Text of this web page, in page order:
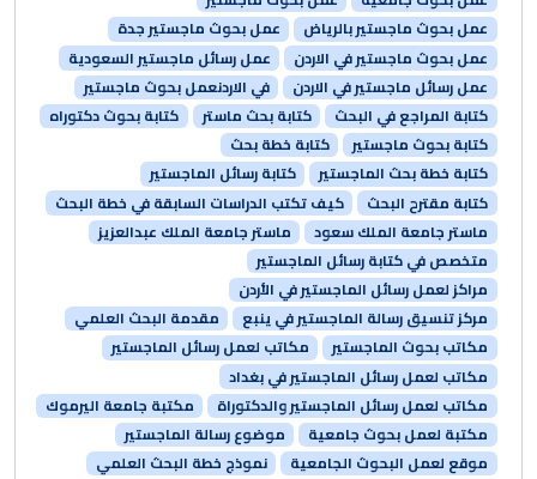
عمل بحوث ماجستير بالرياض
عمل بحوث ماجستير جدة
عمل بحوث ماجستير في الاردن
عمل رسائل ماجستير السعودية
عمل رسائل ماجستير في الاردن
في الاردنعمل بحوث ماجستير
كتابة المراجع في البحث
كتابة بحث ماستر
كتابة بحوث دكتوراه
كتابة بحوث ماجستير
كتابة خطة بحث
كتابة خطة بحث الماجستير
كتابة رسائل الماجستير
كتابة مقترح البحث
كيف تكتب الدراسات السابقة في خطة البحث
ماستر جامعة الملك سعود
ماستر جامعة الملك عبدالعزيز
متخصص في كتابة رسائل الماجستير
مراكز لعمل رسائل الماجستير في الأردن
مركز تنسيق رسالة الماجستير في ينبع
مقدمة البحث العلمي
مكاتب بحوث الماجستير
مكاتب لعمل رسائل الماجستير
مكاتب لعمل رسائل الماجستير في بغداد
مكاتب لعمل رسائل الماجستير والدكتوراة
مكتبة جامعة اليرموك
مكتبة لعمل بحوث جامعية
موضوع رسالة الماجستير
موقع لعمل البحوث الجامعية
نموذج خطة البحث العلمي